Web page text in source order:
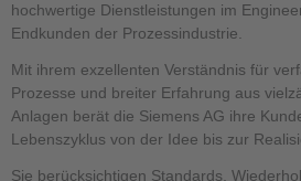
hochwertige Dienstleistungen im
Endkunden der Prozessindustrie.
Mit ihrem exzellenten Verständnis für
Prozesse und breiter Erfahrung aus
Anlagen berät die Siemens AG ihre
Lebenszyklus von der Idee bis zur
Sie berücksichtigen Standards,